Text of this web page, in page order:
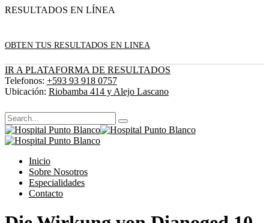
RESULTADOS EN LÍNEA
OBTEN TUS RESULTADOS EN LINEA
IR A PLATAFORMA DE RESULTADOS
Telefonos: +593 93 918 0757
Ubicación: Riobamba 414 y Alejo Lascano
Inicio
Sobre Nosotros
Especialidades
Contacto